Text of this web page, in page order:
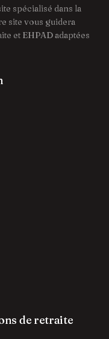
spécialisé dans la
site vous guidera
et EHPAD adaptées
de retraite